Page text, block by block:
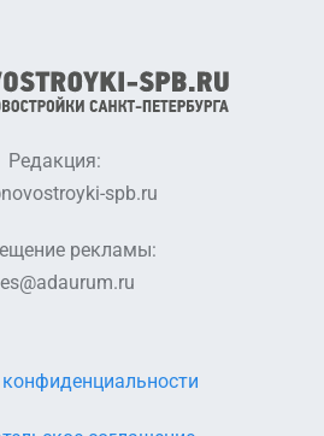
Редакция:
spb.ru
рекламы: